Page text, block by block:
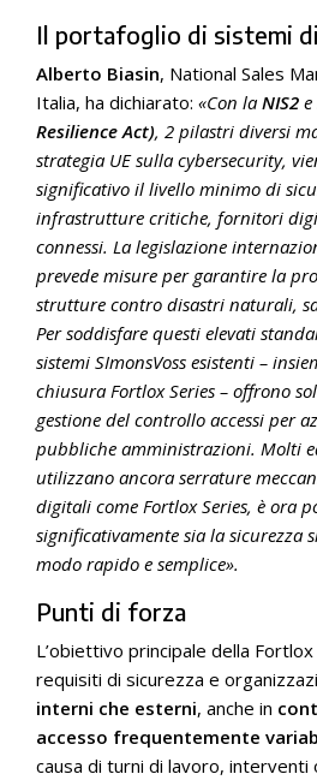
Il portafoglio di sistemi
Alberto Biasin, National Sales
Italia, ha dichiarato: «Con la NIS2
Resilience Act), 2 pilastri diversi
strategia UE sulla cybersecurity,
significativo il livello minimo di
infrastrutture critiche, fornitori
connessi. La legislazione
prevede misure per garantire la
strutture contro disastri naturali,
Per soddisfare questi elevati
sistemi SImonsVoss esistenti –
chiusura Fortlox Series – offrono
gestione del controllo accessi per
pubbliche amministrazioni. Molti
utilizzano ancora serrature
digitali come Fortlox Series, è ora
significativamente sia la sicurezza
modo rapido e semplice».
Punti di forza
L’obiettivo principale della
requisiti di sicurezza e
interni che esterni, anche in
accesso frequentemente
causa di turni di lavoro,